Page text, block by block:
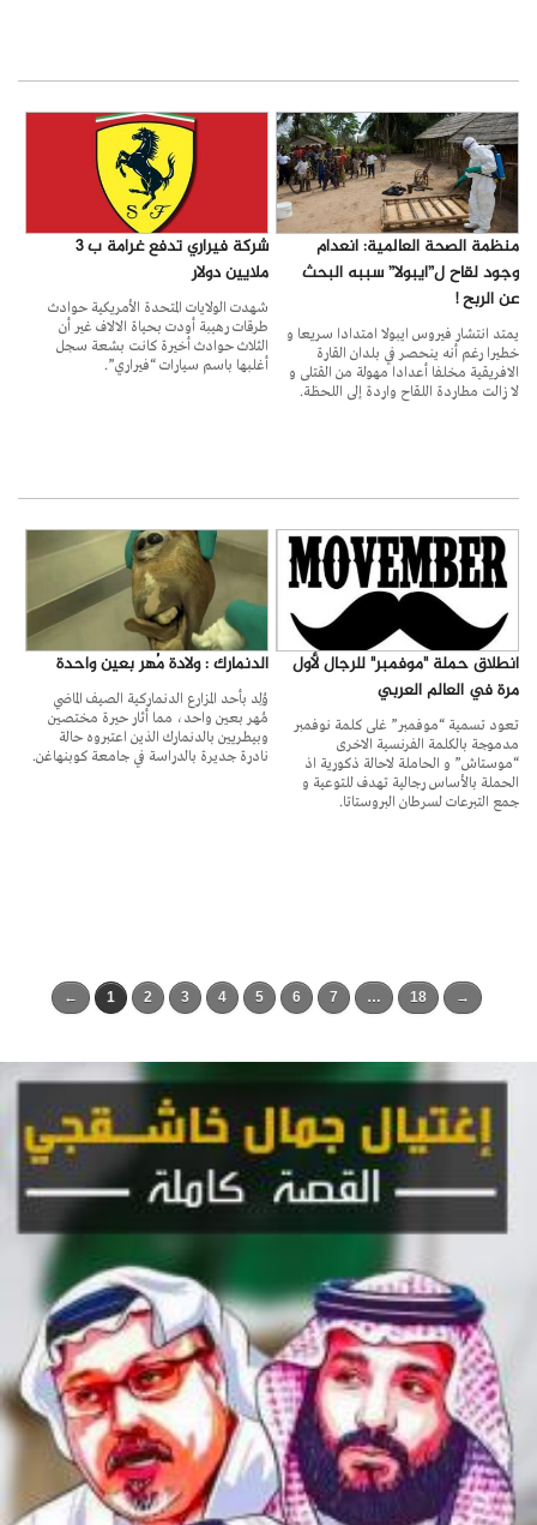
منظمة الصحة العالمية: انعدام
وجود لقاح ل”ايبولا” سببه البحث
عن الربح !
يمتد انتشار فيروس ايبولا امتدادا سريعا و
خطيرا رغم أنه ينحصر في بلدان القارة
الافريقية مخلفا أعدادا مهولة من القتلى و
لا زالت مطاردة اللقاح واردة إلى اللحظة.
شركة فيراري تدفع غرامة ب 3
ملايين دولار
شهدت الولايات المتحدة الأمريكية حوادث
طرقات رهيبة أودت بحياة الالاف غير أن
الثلاث حوادث أخيرة كانت بشعة سجل
أغلبها باسم سيارات “فيراري”.
انطلاق حملة "موفمبر" للرجال لأول
مرة في العالم العربي
تعود تسمية “موفمبر” غلى كلمة نوفمبر
مدموجة بالكلمة الفرنسية الاخرى
“موستاش” و الحاملة لاحالة ذكورية اذ
الحملة بالأساس رجالية تهدف للتوعية و
جمع التبرعات لسرطان البروستاتا.
الدنمارك : ولادة مُهر بعين واحدة
وُلِد بأحد المزارع الدنماركية الصيف الماضي
مُهر بعين واحد، مما أثار حيرة مختصين
وبيطريين بالدنمارك الذين اعتبروه حالة
نادرة جديرة بالدراسة في جامعة كوبنهاغن.
← 1 2 3 4 5 6 7 … 18 →